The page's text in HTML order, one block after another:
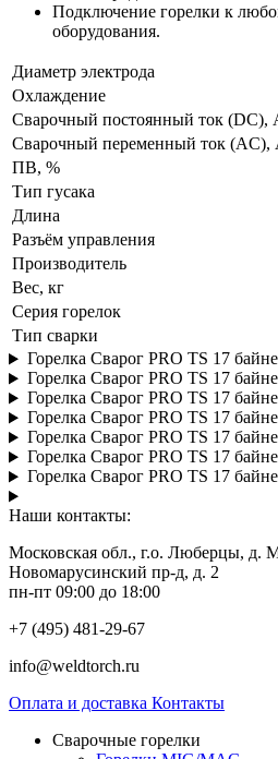
Подключение горелки к
оборудования.
Диаметр электрода
Охлаждение
Сварочный постоянный ток (DC),
Сварочный переменный ток (AC),
ПВ, %
Тип гусака
Длина
Разъём управления
Производитель
Вес, кг
Серия горелок
Тип сварки
Горелка Сварог PRO TS 17
Горелка Сварог PRO TS 17
Горелка Сварог PRO TS 17
Горелка Сварог PRO TS 17
Горелка Сварог PRO TS 17
Горелка Сварог PRO TS 17
Горелка Сварог PRO TS 17
Наши контакты:
Московская обл., г.о. Люберцы, д.
Новомарусинский пр-д, д. 2
пн-пт 09:00 до 18:00
+7 (495) 481-29-67
info@weldtorch.ru
Оплата и доставка Контакты
Сварочные горелки